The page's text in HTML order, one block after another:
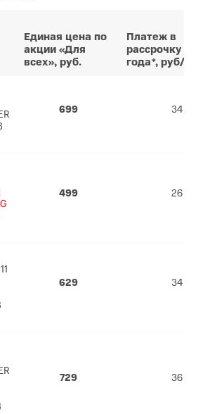
Единая цена по
акции «Для
всех», руб.
Платеж в
рассрочку
года*, руб/
699 34
499 26
629 34
729 36